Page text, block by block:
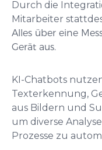
Durch die
Mitarbeiter
Alles über eine
Gerät aus.
KI-Chatbots
Texterkennung,
aus Bildern und
um diverse
Prozesse zu